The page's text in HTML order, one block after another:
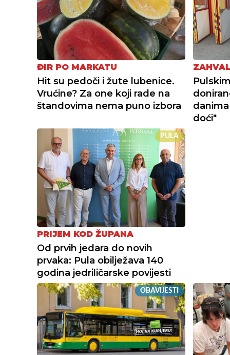
ĐIR PO MARKATU
Hit su pedoči i žute lubenice.
Vrućine? Za one koji rade na
štandovima nema puno izbora
doći"
PULA
PRIJEM KOD ŽUPANA
Od prvih jedara do novih
prvaka: Pula obilježava 140
godina jedriličarske povijesti
OBAVIJESTI